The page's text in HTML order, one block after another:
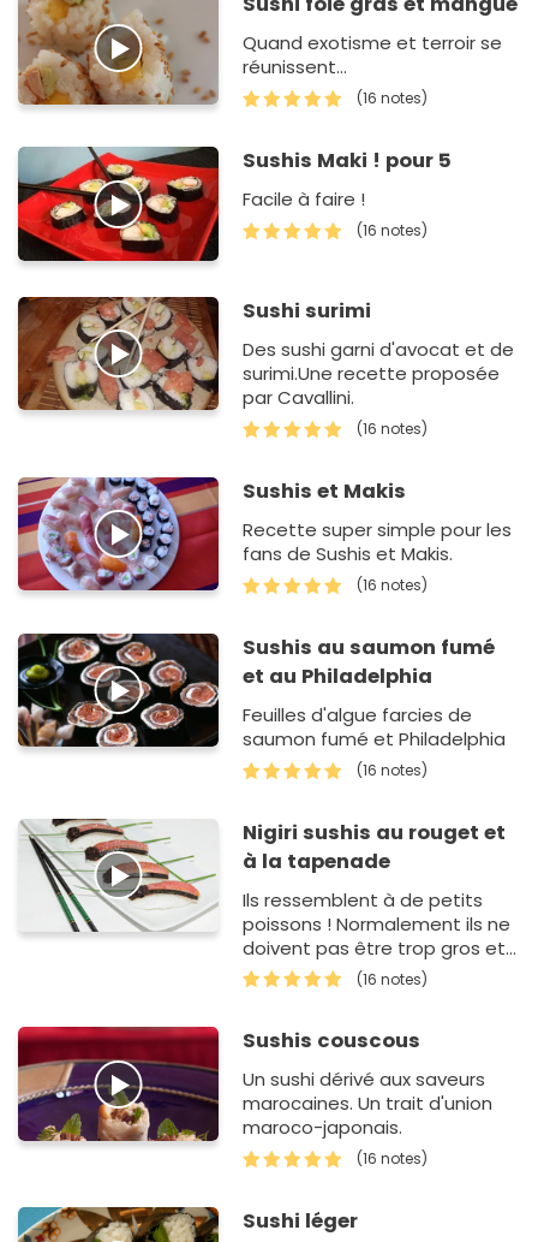
Quand exotisme et terroir se
réunissent...
(16 notes)
Sushis Maki ! pour 5
Facile à faire !
(16 notes)
Sushi surimi
Des sushi garni d'avocat et de
surimi.Une recette proposée
par Cavallini.
(16 notes)
Sushis et Makis
Recette super simple pour les
fans de Sushis et Makis.
(16 notes)
Sushis au saumon fumé
et au Philadelphia
Feuilles d'algue farcies de
saumon fumé et Philadelphia
(16 notes)
Nigiri sushis au rouget et
à la tapenade
Ils ressemblent à de petits
poissons ! Normalement ils ne
doivent pas être trop gros et
on devrait pouvoir les
déguster en une seule
Nori…
(16 notes)
Sushis couscous
Un sushi dérivé aux saveurs
marocaines. Un trait d'union
maroco-japonais.
(16 notes)
Sushi léger